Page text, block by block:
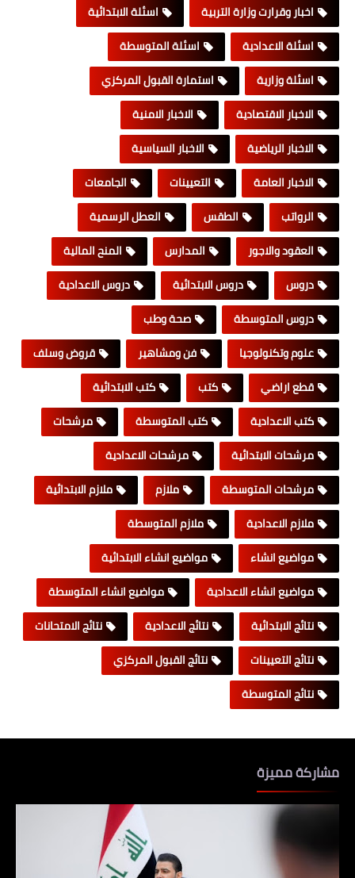
اخبار وقرارت وزارة التربية
اسئلة الابتدائية
اسئلة الاعدادية
اسئلة المتوسطة
اسئلة وزارية
استمارة القبول المركزي
الاخبار الاقتصادية
الاخبار الامنية
الاخبار الرياضية
الاخبار السياسية
الاخبار العامة
التعيينات
الجامعات
الرواتب
الطقس
العطل الرسمية
العقود والاجور
المدارس
المنح المالية
دروس
دروس الابتدائية
دروس الاعدادية
دروس المتوسطة
صحة وطب
علوم وتكنولوجيا
فن ومشاهير
قروض وسلف
قطع اراضي
كتب
كتب الابتدائية
كتب الاعدادية
كتب المتوسطة
مرشحات
مرشحات الابتدائية
مرشحات الاعدادية
مرشحات المتوسطة
ملازم
ملازم الابتدائية
ملازم الاعدادية
ملازم المتوسطة
مواضيع انشاء
مواضيع انشاء الابتدائية
مواضيع انشاء الاعدادية
مواضيع انشاء المتوسطة
نتائج الابتدائية
نتائج الاعدادية
نتائج الامتحانات
نتائج التعيينات
نتائج القبول المركزي
نتائج المتوسطة
مشاركة مميزة